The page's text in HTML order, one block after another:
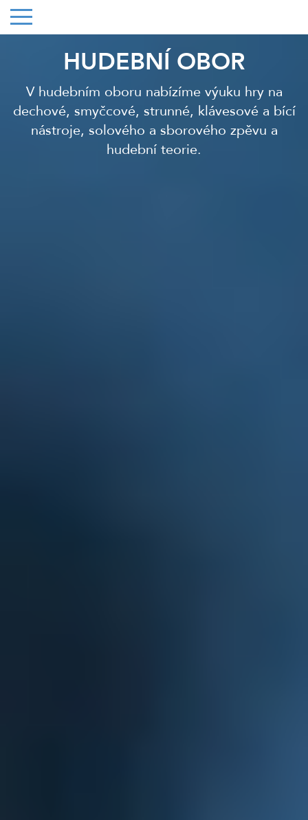
HUDEBNÍ OBOR
V hudebním oboru nabízíme výuku hry na
dechové, smyčcové, strunné, klávesové a bící
nástroje, solového a sborového zpěvu a
hudební teorie.